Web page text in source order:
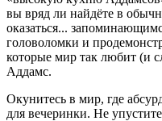
вы вряд ли найдёте в
оказаться...
головоломки и
которые мир так любит (и
Аддамс.
Окунитесь в мир, где
для вечеринки. Не